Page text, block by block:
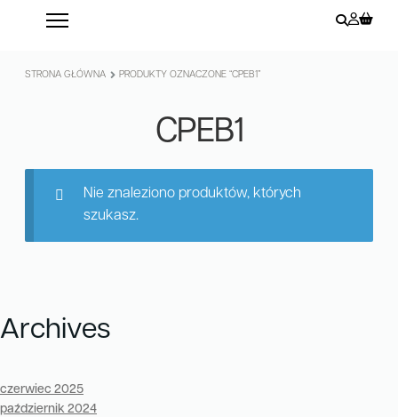
STRONA GŁÓWNA PRODUKTY OZNACZONE “CPEB1”
CPEB1
Nie znaleziono produktów, których
szukasz.
Archives
czerwiec 2025
październik 2024